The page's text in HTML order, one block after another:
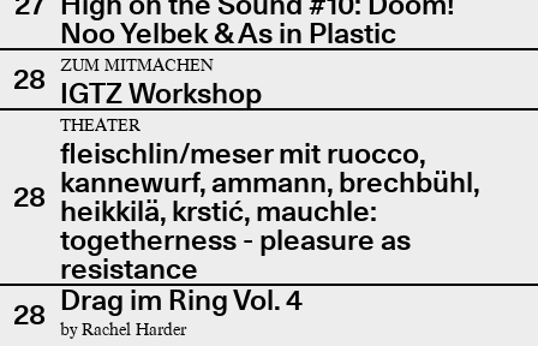
Noo Yelbek & As in Plastic
28
ZUM MITMACHEN
IGTZ Workshop
28
THEATER
fleischlin/meser mit ruocco,
kannewurf, ammann, brechbühl,
heikkilä, krstić, mauchle:
togetherness - pleasure as
resistance
28 Drag im Ring Vol. 4
by Rachel Harder